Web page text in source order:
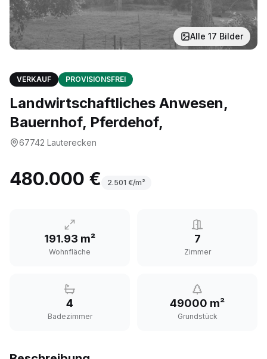
Alle 17 Bilder
VERKAUF PROVISIONSFREI
Landwirtschaftliches Anwesen,
Bauernhof, Pferdehof,
67742 Lauterecken
480.000 € 2.501 €/m²
191.93 m²
Wohnfläche
7
Zimmer
4
Badezimmer
49000 m²
Grundstück